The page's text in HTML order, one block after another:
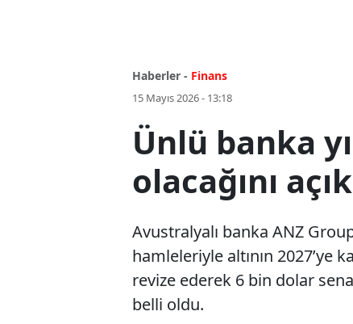
Haberler - Finans
15 Mayıs 2026 - 13:18
Ünlü banka
olacağını
Avustralyalı banka ANZ
hamleleriyle altının 2027’ye
revize ederek 6 bin dolar
belli oldu.